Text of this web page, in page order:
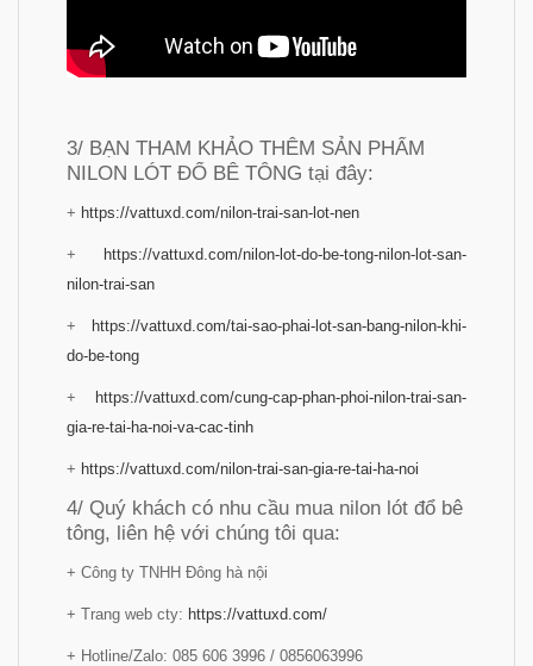
3/ BẠN THAM KHẢO THÊM SẢN PHẨM
NILON LÓT ĐỔ BÊ TÔNG tại đây:
+ https://vattuxd.com/nilon-trai-san-lot-nen
+
https://vattuxd.com/nilon-lot-do-be-tong-nilon-lot-san-
nilon-trai-san
+
https://vattuxd.com/tai-sao-phai-lot-san-bang-nilon-khi-
do-be-tong
+
https://vattuxd.com/cung-cap-phan-phoi-nilon-trai-san-
gia-re-tai-ha-noi-va-cac-tinh
+ https://vattuxd.com/nilon-trai-san-gia-re-tai-ha-noi
4/ Quý khách có nhu cầu mua nilon lót đổ bê
tông, liên hệ với chúng tôi qua:
+ Công ty TNHH Đông hà nội
+ Trang web cty: https://vattuxd.com/
+ Hotline/Zalo: 085 606 3996 / 0856063996